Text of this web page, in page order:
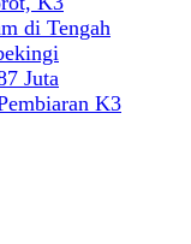
di Tengah
Juta
K3